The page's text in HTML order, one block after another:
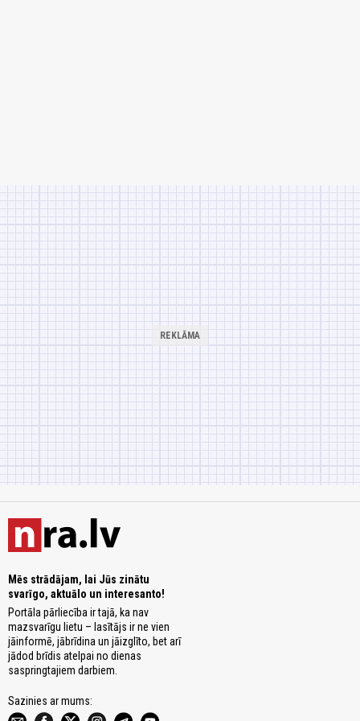
Mēs strādājam, lai Jūs zinātu
svarīgo, aktuālo un interesanto!
Portāla pārliecība ir tajā, ka nav
mazsvarīgu lietu – lasītājs ir ne vien
jāinformē, jābrīdina un jāizglīto, bet arī
jādod brīdis atelpai no dienas
saspringtajiem darbiem.
Sazinies ar mums: